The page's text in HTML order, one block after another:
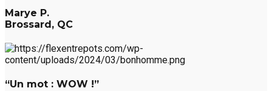
Marye P.
Brossard, QC
“Un mot : WOW !”